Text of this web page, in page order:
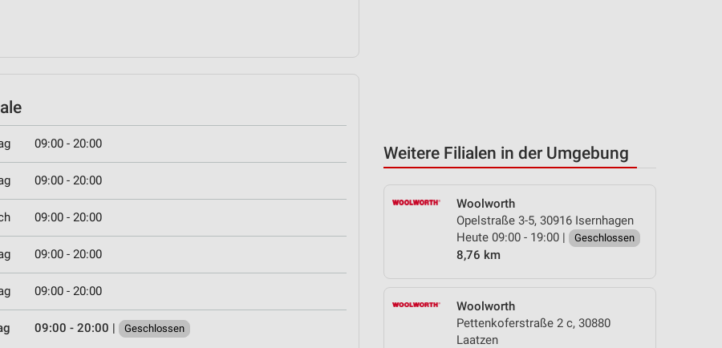
Weitere Filialen in der Umgebung
Woolworth
Opelstraße 3-5, 30916 Isernhagen
Heute 09:00 - 19:00 |
Geschlossen
8,76 km
Woolworth
Pettenkoferstraße 2 c, 30880
Laatzen
09:00 - 20:00
09:00 - 20:00
09:00 - 20:00
09:00 - 20:00
09:00 - 20:00
09:00 - 20:00 | Geschlossen